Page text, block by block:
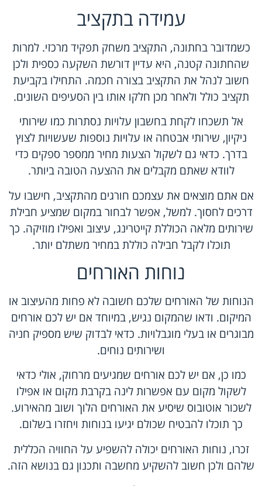
עמידה בתקציב
כשמדובר בחתונה, התקציב משחק תפקיד מרכזי. למרות
שהחתונה קטנה, היא עדיין דורשת השקעה כספית ולכן
חשוב לנהל את התקציב בצורה חכמה. התחילו בקביעת
תקציב כולל ולאחר מכן חלקו אותו בין הסעיפים השונים.
אל תשכחו לקחת בחשבון עלויות נסתרות כמו שירותי
ניקיון, שירותי אבטחה או עלויות נוספות שעשויות לצוץ
בדרך. כדאי גם לשקול הצעות מחיר ממספר ספקים כדי
לוודא שאתם מקבלים את ההצעה הטובה ביותר.
אם אתם מוצאים את עצמכם חורגים מהתקציב, חישבו על
דרכים לחסוך. למשל, אפשר לבחור במקום שמציע חבילת
שירותים מלאה הכוללת קייטרינג, עיצוב ואפילו מוזיקה. כך
תוכלו לקבל חבילה כוללת במחיר משתלם יותר.
נוחות האורחים
הנוחות של האורחים שלכם חשובה לא פחות מהעיצוב או
המיקום. ודאו שהמקום נגיש, במיוחד אם יש לכם אורחים
מבוגרים או בעלי מוגבלויות. כדאי לבדוק שיש מספיק חניה
ושירותים נוחים.
כמו כן, אם יש לכם אורחים שמגיעים מרחוק, אולי כדאי
לשקול מקום עם אפשרות לינה בקרבת מקום או אפילו
לשכור אוטובוס שיסיע את האורחים הלוך ושוב מהאירוע.
כך תוכלו להבטיח שכולם יגיעו בנוחות ויחזרו בשלום.
זכרו, נוחות האורחים יכולה להשפיע על החוויה הכללית
שלהם ולכן חשוב להשקיע מחשבה ותכנון גם בנושא הזה.